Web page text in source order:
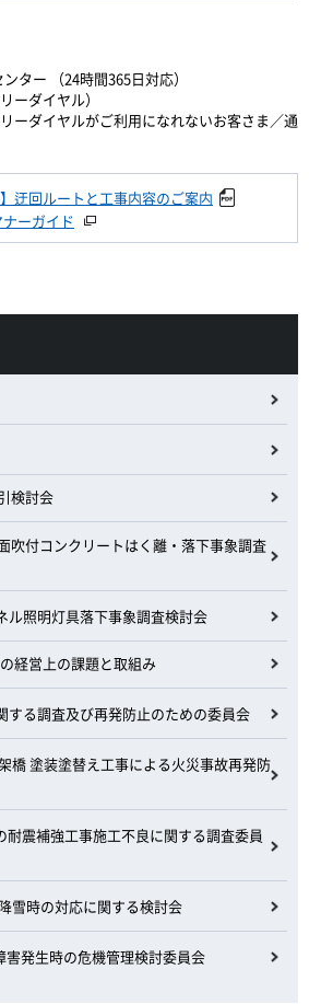
ター （24時間365日対応）
ーダイヤル）
ーダイヤルがご利用になれないお客さま／通
】迂回ルートと工事内容のご案内
ーガイド
検討会
吹付コンクリートはく離・落下事象調査
ル照明灯具落下事象調査検討会
経営上の課題と取組み
する調査及び再発防止のための委員会
橋 塗装塗替え工事による火災事故再発防
耐震補強工事施工不良に関する調査委員
雪時の対応に関する検討会
害発生時の危機管理検討委員会